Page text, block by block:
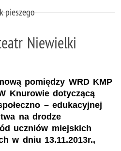
pieszego
Niewielki
pomiędzy WRD KMP
Knurowie dotyczącą
– edukacyjnej
na drodze
uczniów miejskich
w dniu 13.11.2013r.,